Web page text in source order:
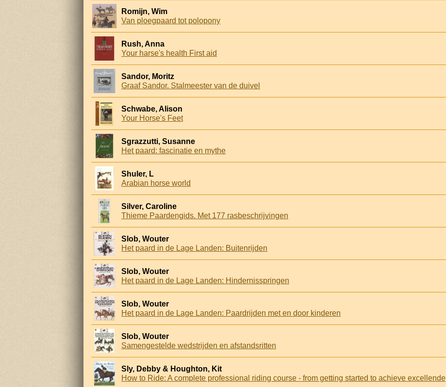
Romijn, Wim
Van ploegpaard tot polopony
Rush, Anna
Your harse's health First aid
Sandor, Moritz
Graaf Sandor. Stalmeester van de duivel
Schwabe, Alison
Your Horse's Feet
Sgrazzutti, Susanne
Het paard: fascinatie en mythe
Shuler, L
Arabian horse world
Silver, Caroline
Thieme Paardengids. Met 177 rasbeschrijvingen
Slob, Wouter
Het paard in de Lage Landen: Buitenrijden
Slob, Wouter
Het paard in de Lage Landen: Hindernisspringen
Slob, Wouter
Het paard in de Lage Landen: Paardrijden met en door kinderen
Slob, Wouter
Samengestelde wedstrijden en afstandsritten
Sly, Debby & Houghton, Kit
How to Ride: A complete professional riding course - from getting started to achieve excellende